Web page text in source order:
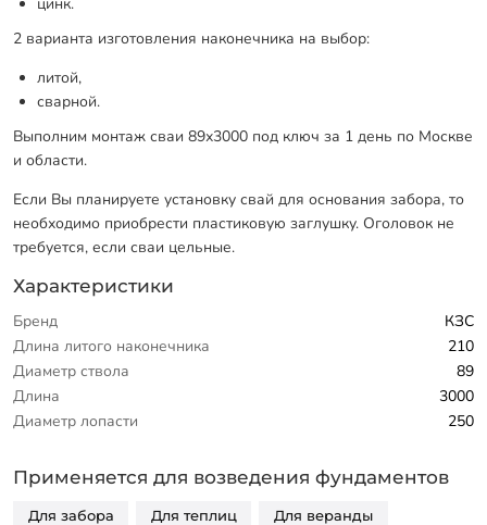
2 варианта изготовления наконечника на выбор:
литой,
сварной.
Выполним монтаж сваи 89х3000 под ключ за 1 день по Москве
и области.
Если Вы планируете установку свай для основания забора, то
необходимо приобрести пластиковую заглушку. Оголовок не
требуется, если сваи цельные.
Характеристики
Бренд
КЗС
Длина литого наконечника
210
Диаметр ствола
89
Длина
3000
Диаметр лопасти
250
Применяется для возведения фундаментов
Для забора Для теплиц Для веранды